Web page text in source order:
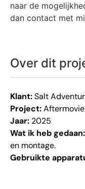
naar de
dan contact met
Over dit
Klant:Salt
Project:
Jaar: 2025
Wat ik heb gedaan:
en montage.
Gebruikte